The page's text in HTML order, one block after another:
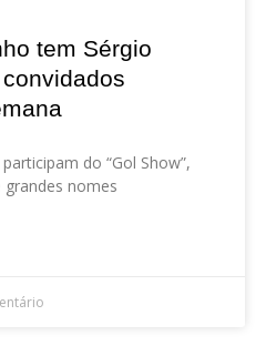
tem Sérgio
do “Gol Show”,
grandes nomes